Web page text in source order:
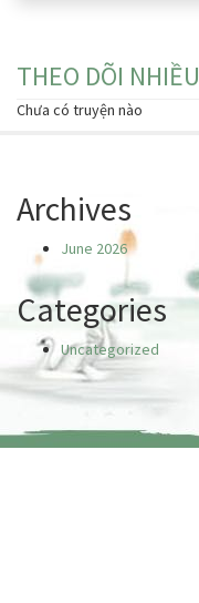
THEO DÕI NHIỀU
Chưa có truyện nào
Archives
June 2026
Categories
Uncategorized